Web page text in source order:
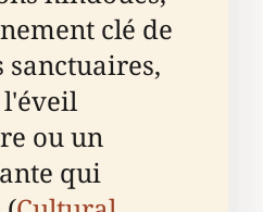
clé de
l'éveil
ou un
qui